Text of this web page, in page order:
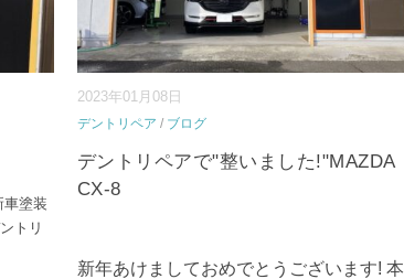
車塗装
トリ
2023年01月08日
デントリペア / ブログ
デントリペアで"整いました!"MAZDA
CX-8
新年あけましておめでとうございます! 本